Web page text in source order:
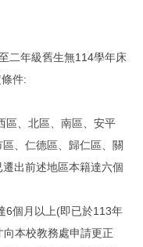
二年級舊生無114學年床
件:
區、北區、南區、安平
、仁德區、歸仁區、關
出前述地區本籍達六個
6個月以上(即已於113年
本校教務處申請更正